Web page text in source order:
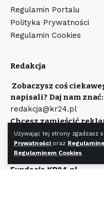
Używając tej strony zgadzasz
Prywatności oraz
Regulaminem Cookies
Regulamin Portalu
Polityka Prywatności
Regulamin Cookies
Redakcja
Zobaczysz coś
napisali? Daj nam znać:
redakcja@kr24.pl
Chcesz zamieścić
Napisz:
reklama@kr24.pl
Wydawcą portalu jest
Fundacja KR24.pl